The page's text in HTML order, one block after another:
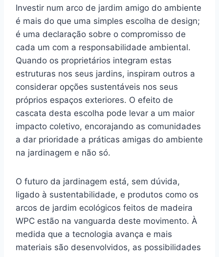
Investir num arco de jardim amigo do ambiente
é mais do que uma simples escolha de design;
é uma declaração sobre o compromisso de
cada um com a responsabilidade ambiental.
Quando os proprietários integram estas
estruturas nos seus jardins, inspiram outros a
considerar opções sustentáveis nos seus
próprios espaços exteriores. O efeito de
cascata desta escolha pode levar a um maior
impacto coletivo, encorajando as comunidades
a dar prioridade a práticas amigas do ambiente
na jardinagem e não só.
O futuro da jardinagem está, sem dúvida,
ligado à sustentabilidade, e produtos como os
arcos de jardim ecológicos feitos de madeira
WPC estão na vanguarda deste movimento. À
medida que a tecnologia avança e mais
materiais são desenvolvidos, as possibilidades